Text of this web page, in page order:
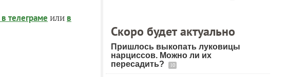
в телеграме или в
Скоро будет актуально
Пришлось выкопать луковицы
нарциссов. Можно ли их
пересадить?
10